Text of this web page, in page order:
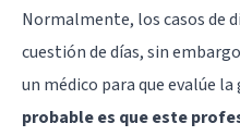
Normalmente, los casos de
cuestión de días, sin
un médico para que evalúe la
probable es que este